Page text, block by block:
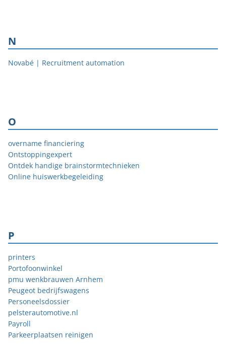
N
Novabé | Recruitment automation
O
overname financiering
Ontstoppingexpert
Ontdek handige brainstormtechnieken
Online huiswerkbegeleiding
P
printers
Portofoonwinkel
pmu wenkbrauwen Arnhem
Peugeot bedrijfswagens
Personeelsdossier
pelsterautomotive.nl
Payroll
Parkeerplaatsen reinigen